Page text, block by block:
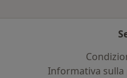
Informativa sulla